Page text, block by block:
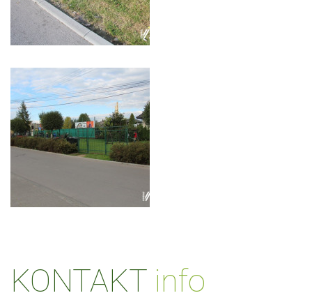
KONTAKT info